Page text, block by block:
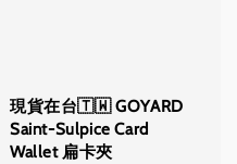
現貨在台🇹🇼 GOYARD
Saint-Sulpice Card
Wallet 扁卡夾